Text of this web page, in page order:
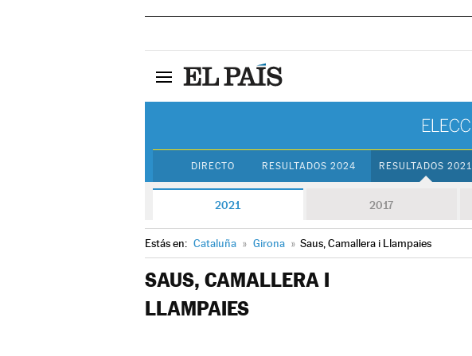
DIRECTO RESULTADOS 2024 RESULTADOS 2021
2021 2017
Estás en: Cataluña » Girona » Saus, Camallera i Llampaies
SAUS, CAMALLERA I
LLAMPAIES